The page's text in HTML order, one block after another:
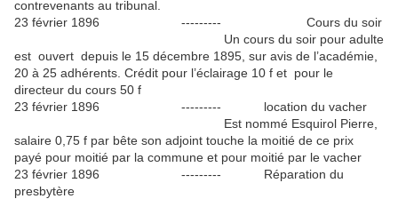
contrevenants au tribunal.
23 février 1896 --------- Cours du soir
Un cours du soir pour adulte
est ouvert depuis le 15 décembre 1895, sur avis de l’académie,
20 à 25 adhérents. Crédit pour l’éclairage 10 f et pour le
directeur du cours 50 f
23 février 1896 --------- location du vacher
Est nommé Esquirol Pierre,
salaire 0,75 f par bête son adjoint touche la moitié de ce prix
payé pour moitié par la commune et pour moitié par le vacher
23 février 1896 --------- Réparation du
presbytère